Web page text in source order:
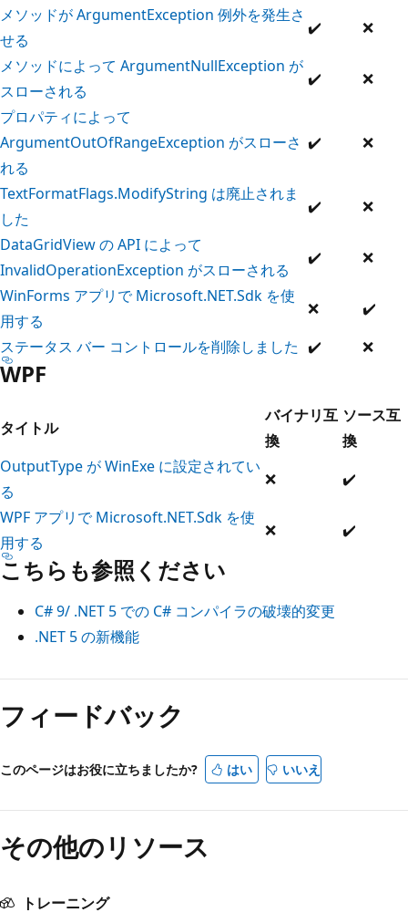
メソッドが ArgumentException 例外を発生さ
せる
✔️
❌
メソッドによって ArgumentNullException が
スローされる
✔️
❌
プロパティによって
ArgumentOutOfRangeException がスローさ
れる
✔️ ❌
TextFormatFlags.ModifyString は廃止されま
した
✔️
❌
DataGridView の API によって
InvalidOperationException がスローされる
✔️
❌
WinForms アプリで Microsoft.NET.Sdk を使
用する
❌
✔️
ステータス バー コントロールを削除しました ✔️ ❌
WPF
タイトル
バイナリ互
換
ソース互
換
OutputType が WinExe に設定されてい
る
❌
✔️
WPF アプリで Microsoft.NET.Sdk を使
用する
❌ ✔️
こちらも参照ください
C# 9/ .NET 5 での C# コンパイラの破壊的変更
.NET 5 の新機能
フィードバック
このページはお役に立ちましたか? はい いいえ
その他のリソース
トレーニング